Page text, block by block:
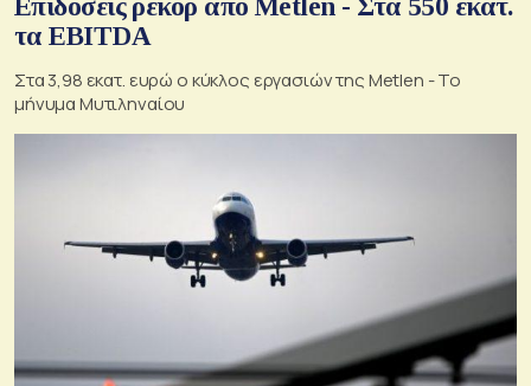
Επιδόσεις ρεκόρ από Metlen - Στα 550 εκατ.
τα EBITDA
Στα 3,98 εκατ. ευρώ ο κύκλος εργασιών της Metlen - Το
μήνυμα Μυτιληναίου